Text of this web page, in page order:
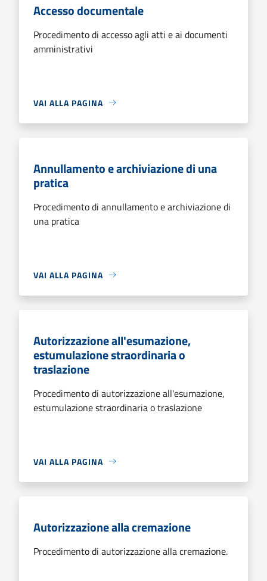
Accesso documentale
Procedimento di accesso agli atti e ai documenti
amministrativi
VAI ALLA PAGINA
Annullamento e archiviazione di una
pratica
Procedimento di annullamento e archiviazione di
una pratica
VAI ALLA PAGINA
Autorizzazione all'esumazione,
estumulazione straordinaria o
traslazione
Procedimento di autorizzazione all'esumazione,
estumulazione straordinaria o traslazione
VAI ALLA PAGINA
Autorizzazione alla cremazione
Procedimento di autorizzazione alla cremazione.